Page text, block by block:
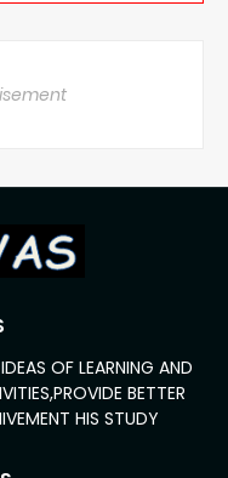
OF LEARNING AND
BETTER
HIS STUDY